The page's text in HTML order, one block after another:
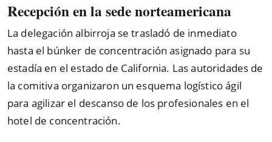
Recepción en la sede norteamericana
La delegación albirroja se trasladó de inmediato
hasta el búnker de concentración asignado para su
estadía en el estado de California. Las autoridades de
la comitiva organizaron un esquema logístico ágil
para agilizar el descanso de los profesionales en el
hotel de concentración.